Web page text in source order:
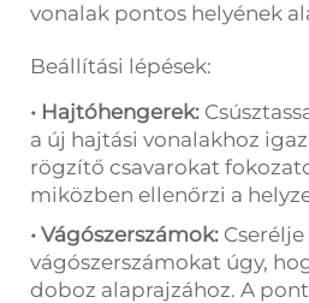
vonalak pontos helyének
Beállítási lépések:
• Hajtóhengerek:
a új hajtási vonalakhoz
rögzítő csavarokat
miközben ellenőrzi a
• Vágószerszámok:
vágószerszámokat úgy,
doboz alaprajzához. A